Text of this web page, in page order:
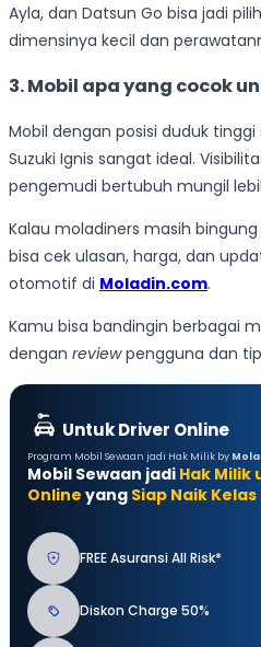
Ayla, dan Datsun Go bisa jadi
dimensinya kecil dan
3. Mobil apa yang cocok
Mobil dengan posisi duduk
Suzuki Ignis sangat ideal.
pengemudi bertubuh mungil
Kalau moladiners masih
bisa cek ulasan, harga, dan
otomotif di Moladin.com.
Kamu bisa bandingin berbagai
dengan reviewpengguna dan
Untuk Driver Online
Program Mobil Sewaan jadi Hak Milik by
Mobil Sewaan jadi Hak Milik
Online yang Siap Naik Kelas
FREE Asuransi All Risk*
Diskon Charge 50%